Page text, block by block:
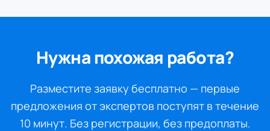
Нужна похожая работа?
Разместите заявку бесплатно — первые
предложения от экспертов поступят в течение
10 минут. Без регистрации, без предоплаты.